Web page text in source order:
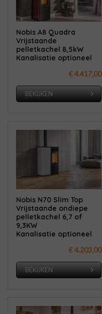
Nobis A8 Quadra
Vrijstaande
pelletkachel 8,5kW
Kanalisatie optioneel
€ 4.417,00
BEKIJKEN
Nobis N70 Slim Top
Vrijstaande ondiepe
pelletkachel 6,7 of
9,3KW
Kanalisatie optioneel
€ 4.203,00
BEKIJKEN